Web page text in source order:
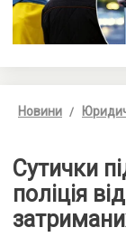
Новини
Сутички
поліція